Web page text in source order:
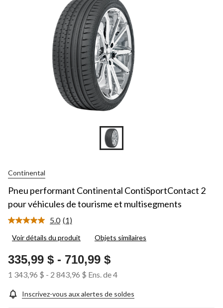
Continental
Pneu performant Continental ContiSportContact 2
pour véhicules de tourisme et multisegments
5.0 Lire
commentaire.
vers
la
même
page.
(1)
Voir détails du produit Objets similaires
335,99 $ - 710,99 $
1 343,96 $ - 2 843,96 $ Ens. de 4
Inscrivez-vous aux alertes de soldes